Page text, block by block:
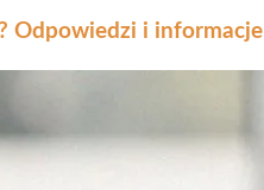
Odpowiedzi i informacje